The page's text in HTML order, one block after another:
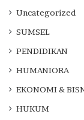
Uncategorized
SUMSEL
PENDIDIKAN
HUMANIORA
EKONOMI &
HUKUM